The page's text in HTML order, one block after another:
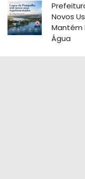
Novos
Mantém
Água